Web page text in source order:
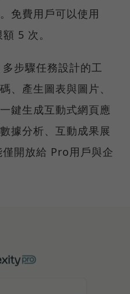
免費用戶可以使用
5 次。
步驟任務設計的工
、產生圖表與圖片、
鍵生成互動式網頁應
據分析、互動成果展
開放給 Pro用戶與企